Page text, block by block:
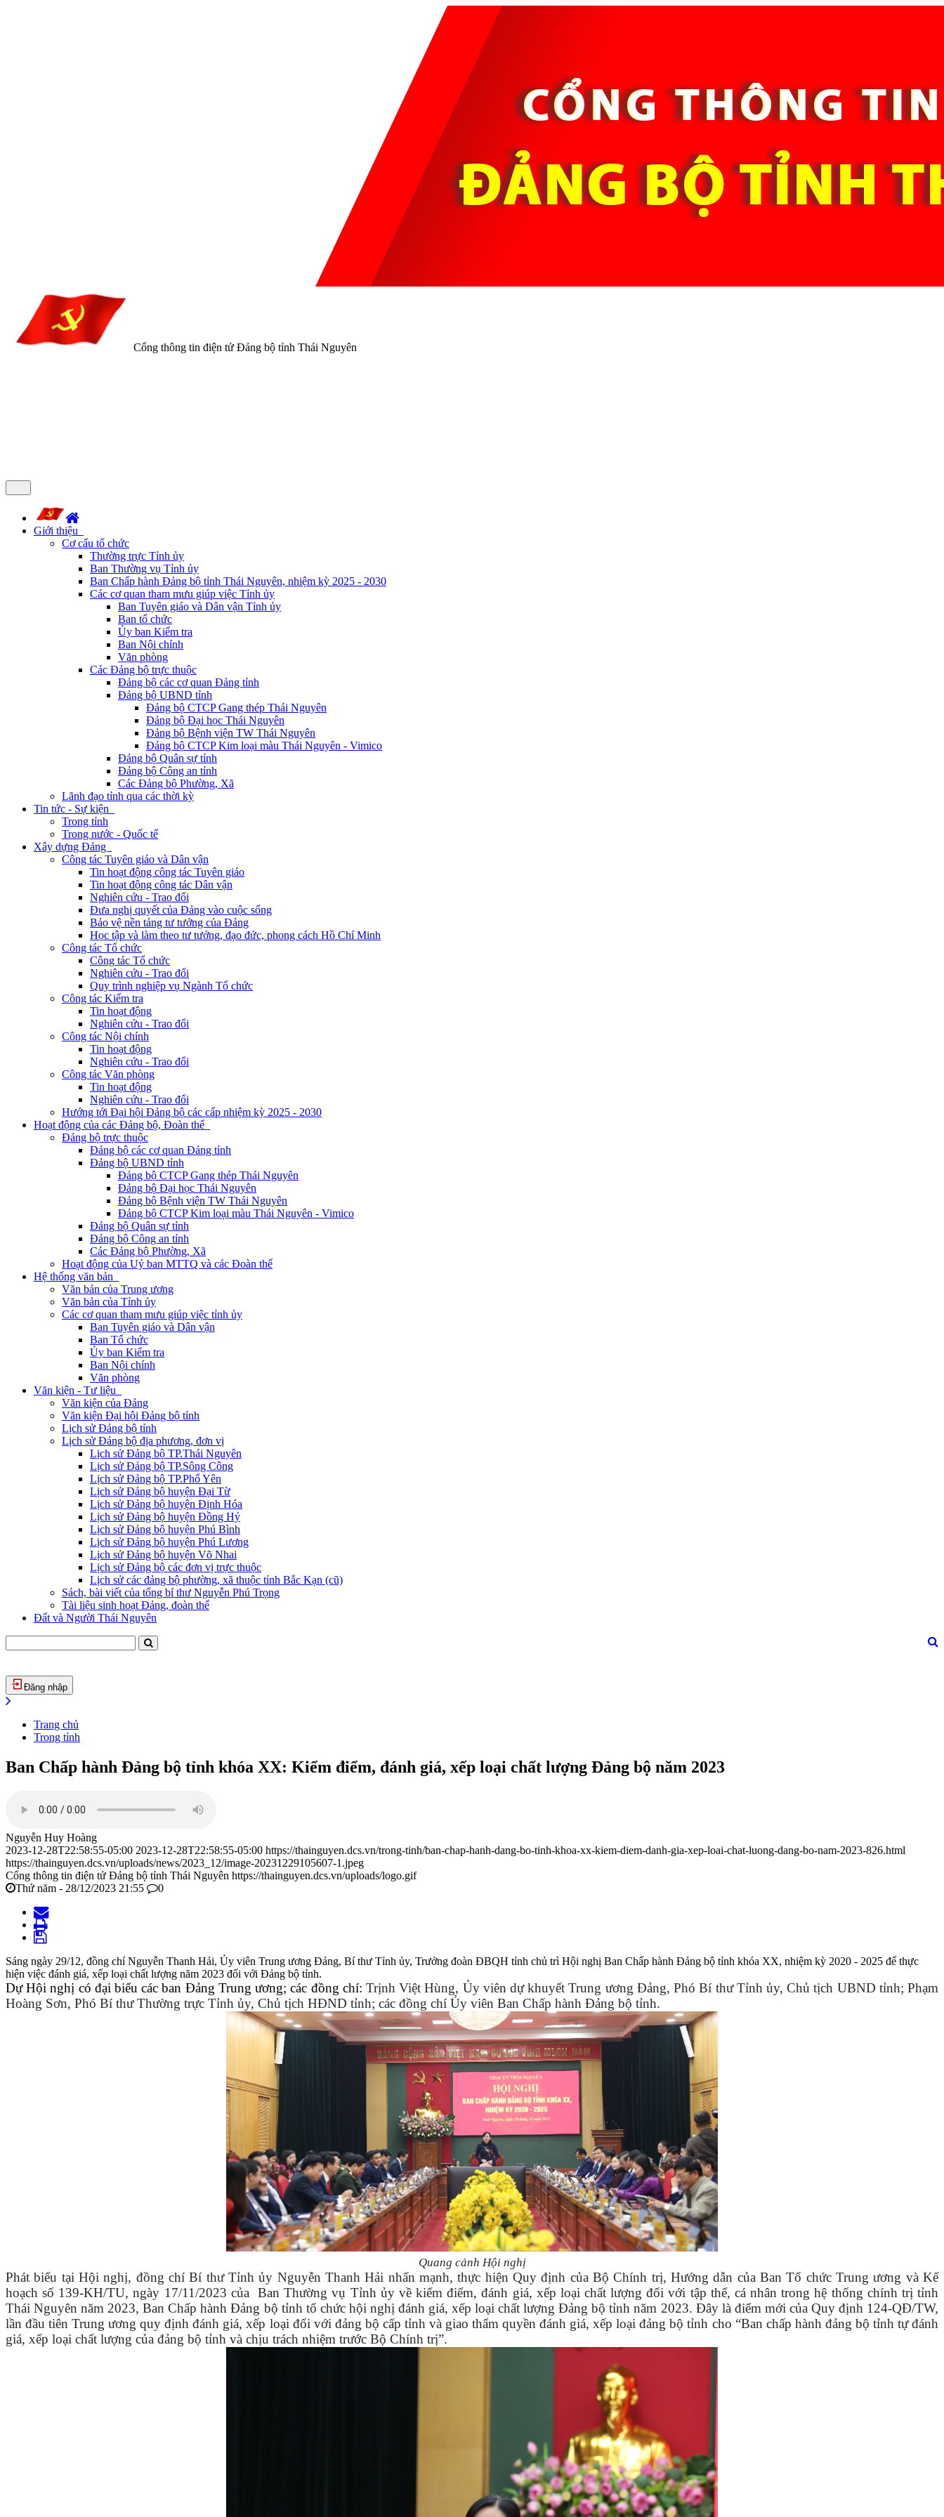
Cổng thông tin điện tử Đảng bộ tỉnh Thái Nguyên
Giới thiệu
Cơ cấu tổ chức
Thường trực Tỉnh ủy
Ban Thường vụ Tỉnh ủy
Ban Chấp hành Đảng bộ tỉnh Thái Nguyên, nhiệm kỳ 2025 - 2030
Các cơ quan tham mưu giúp việc Tỉnh ủy
Ban Tuyên giáo và Dân vận Tỉnh ủy
Ban tổ chức
Ủy ban Kiểm tra
Ban Nội chính
Văn phòng
Các Đảng bộ trực thuộc
Đảng bộ các cơ quan Đảng tỉnh
Đảng bộ UBND tỉnh
Đảng bộ CTCP Gang thép Thái Nguyên
Đảng bộ Đại học Thái Nguyên
Đảng bộ Bệnh viện TW Thái Nguyên
Đảng bộ CTCP Kim loại màu Thái Nguyên - Vimico
Đảng bộ Quân sự tỉnh
Đảng bộ Công an tỉnh
Các Đảng bộ Phường, Xã
Lãnh đạo tỉnh qua các thời kỳ
Tin tức - Sự kiện
Trong tỉnh
Trong nước - Quốc tế
Xây dựng Đảng
Công tác Tuyên giáo và Dân vận
Tin hoạt động công tác Tuyên giáo
Tin hoạt động công tác Dân vận
Nghiên cứu - Trao đổi
Đưa nghị quyết của Đảng vào cuộc sống
Bảo vệ nền tảng tư tưởng của Đảng
Học tập và làm theo tư tưởng, đạo đức, phong cách Hồ Chí Minh
Công tác Tổ chức
Công tác Tổ chức
Nghiên cứu - Trao đổi
Quy trình nghiệp vụ Ngành Tổ chức
Công tác Kiểm tra
Tin hoạt động
Nghiên cứu - Trao đổi
Công tác Nội chính
Tin hoạt động
Nghiên cứu - Trao đổi
Công tác Văn phòng
Tin hoạt động
Nghiên cứu - Trao đổi
Hướng tới Đại hội Đảng bộ các cấp nhiệm kỳ 2025 - 2030
Hoạt động của các Đảng bộ, Đoàn thể
Đảng bộ trực thuộc
Đảng bộ các cơ quan Đảng tỉnh
Đảng bộ UBND tỉnh
Đảng bộ CTCP Gang thép Thái Nguyên
Đảng bộ Đại học Thái Nguyên
Đảng bộ Bệnh viện TW Thái Nguyên
Đảng bộ CTCP Kim loại màu Thái Nguyên - Vimico
Đảng bộ Quân sự tỉnh
Đảng bộ Công an tỉnh
Các Đảng bộ Phường, Xã
Hoạt động của Uỷ ban MTTQ và các Đoàn thể
Hệ thống văn bản
Văn bản của Trung ương
Văn bản của Tỉnh ủy
Các cơ quan tham mưu giúp việc tỉnh ủy
Ban Tuyên giáo và Dân vận
Ban Tổ chức
Ủy ban Kiểm tra
Ban Nội chính
Văn phòng
Văn kiện - Tư liệu
Văn kiện của Đảng
Văn kiện Đại hội Đảng bộ tỉnh
Lịch sử Đảng bộ tỉnh
Lịch sử Đảng bộ địa phương, đơn vị
Lịch sử Đảng bộ TP.Thái Nguyên
Lịch sử Đảng bộ TP.Sông Công
Lịch sử Đảng bộ TP.Phổ Yên
Lịch sử Đảng bộ huyện Đại Từ
Lịch sử Đảng bộ huyện Định Hóa
Lịch sử Đảng bộ huyện Đồng Hỷ
Lịch sử Đảng bộ huyện Phú Bình
Lịch sử Đảng bộ huyện Phú Lương
Lịch sử Đảng bộ huyện Võ Nhai
Lịch sử Đảng bộ các đơn vị trực thuộc
Lịch sử các đảng bộ phường, xã thuộc tỉnh Bắc Kạn (cũ)
Sách, bài viết của tổng bí thư Nguyễn Phú Trọng
Tài liệu sinh hoạt Đảng, đoàn thể
Đất và Người Thái Nguyên
Đăng nhập
Trang chủ
Trong tỉnh
Ban Chấp hành Đảng bộ tỉnh khóa XX: Kiểm điểm, đánh giá, xếp loại chất lượng Đảng bộ năm 2023
Nguyễn Huy Hoàng
2023-12-28T22:58:55-05:00 2023-12-28T22:58:55-05:00 https://thainguyen.dcs.vn/trong-tinh/ban-chap-hanh-dang-bo-tinh-khoa-xx-kiem-diem-danh-gia-xep-loai-chat-luong-dang-bo-nam-2023-826.html
https://thainguyen.dcs.vn/uploads/news/2023_12/image-20231229105607-1.jpeg
Cổng thông tin điện tử Đảng bộ tỉnh Thái Nguyên https://thainguyen.dcs.vn/uploads/logo.gif
Thứ năm - 28/12/2023 21:55
0
Sáng ngày 29/12, đồng chí Nguyễn Thanh Hải, Ủy viên Trung ương Đảng, Bí thư Tỉnh ủy, Trưởng đoàn ĐBQH tỉnh chủ trì Hội nghị Ban Chấp hành Đảng bộ tỉnh khóa XX, nhiệm kỳ 2020 - 2025 để thực
hiện việc đánh giá, xếp loại chất lượng năm 2023 đối với Đảng bộ tỉnh.
Dự Hội nghị có đại biểu các ban Đảng Trung ương; các đồng chí: Trịnh Việt Hùng, Ủy viên dự khuyết Trung ương Đảng, Phó Bí thư Tỉnh ủy, Chủ tịch UBND tỉnh; Phạm
Hoàng Sơn, Phó Bí thư Thường trực Tỉnh ủy, Chủ tịch HĐND tỉnh; các đồng chí Ủy viên Ban Chấp hành Đảng bộ tỉnh.
Quang cảnh Hội nghị
Phát biểu tại Hội nghị, đồng chí Bí thư Tỉnh ủy Nguyễn Thanh Hải nhấn mạnh, thực hiện Quy định của Bộ Chính trị, Hướng dẫn của Ban Tổ chức Trung ương và Kế
hoạch số 139-KH/TU, ngày 17/11/2023 của Ban Thường vụ Tỉnh ủy về kiểm điểm, đánh giá, xếp loại chất lượng đối với tập thể, cá nhân trong hệ thống chính trị tỉnh
Thái Nguyên năm 2023, Ban Chấp hành Đảng bộ tỉnh tổ chức hội nghị đánh giá, xếp loại chất lượng Đảng bộ tỉnh năm 2023. Đây là điểm mới của Quy định 124-QĐ/TW,
lần đầu tiên Trung ương quy định đánh giá, xếp loại đối với đảng bộ cấp tỉnh và giao thẩm quyền đánh giá, xếp loại đảng bộ tỉnh cho “Ban chấp hành đảng bộ tỉnh tự đánh
giá, xếp loại chất lượng của đảng bộ tỉnh và chịu trách nhiệm trước Bộ Chính trị”.